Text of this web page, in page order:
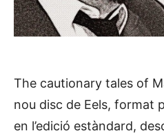
The cautionary tales of
nou disc de Eels, format
en l’edició estàndard,